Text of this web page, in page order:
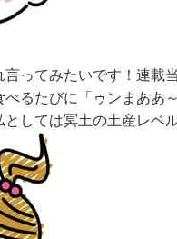
言ってみたいです！連載
べるたびに「ゥンまああ
しては冥土の土産レベ